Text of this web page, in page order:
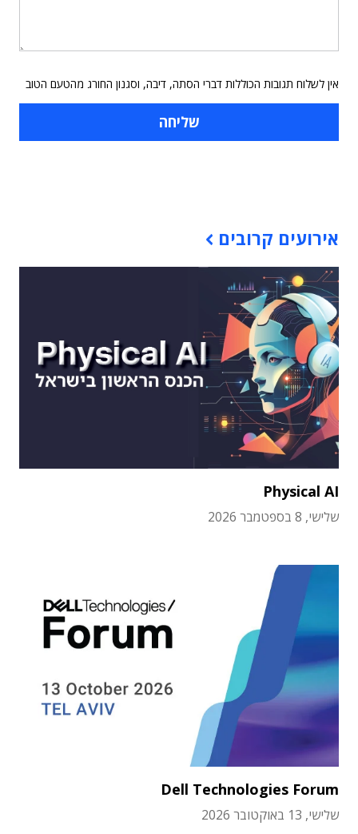
אין לשלוח תגובות הכוללות דברי הסתה, דיבה, וסגנון החורג מהטעם הטוב
אירועים קרובים
Physical AI
שלישי, 8 בספטמבר 2026
Dell Technologies Forum
שלישי, 13 באוקטובר 2026